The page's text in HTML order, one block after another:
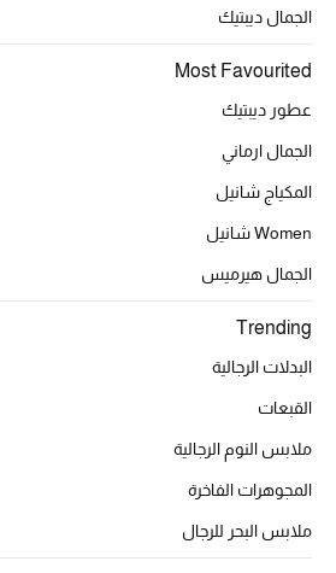
الجمال ديبتيك
Most Favourited
عطور ديبتيك
الجمال ارماني
المكياج شانيل
Women شانيل
الجمال هيرميس
Trending
البدلات الرجالية
القبعات
ملابس النوم الرجالية
المجوهرات الفاخرة
ملابس البحر للرجال